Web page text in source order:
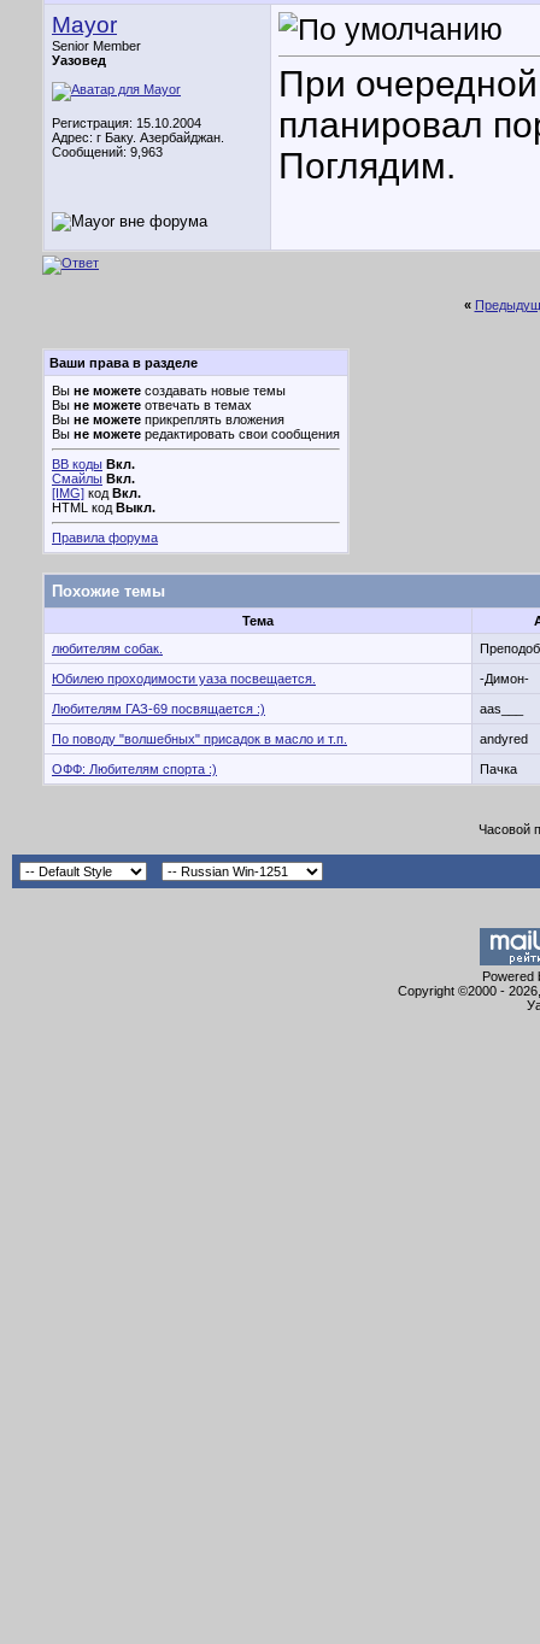
Mayor
Senior Member
Уазовед
Регистрация: 15.10.2004
Адрес: г Баку. Азербайджан.
Сообщений: 9,963
При
планировал
Поглядим.
«
Ваши права в разделе
Вы не можете создавать новые темы
Вы не можете отвечать в темах
Вы не можете прикреплять вложения
Вы не можете редактировать свои сообщения
BB коды Вкл.
Смайлы Вкл.
[IMG] код Вкл.
HTML код Выкл.
Правила форума
Похожие темы
Тема
любителям собак.
Юбилею проходимости уаза посвещается. -Димон-
Любителям ГАЗ-69 посвящается :) aas___
По поводу "волшебных" присадок в масло и т.п. andyred
ОФФ: Любителям спорта :) Пачка
Часовой
Powered
Copyright ©2000 -